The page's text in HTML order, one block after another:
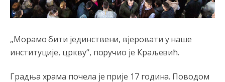
„Морамо бити јединствени, вјеровати у наше
институције, цркву“, поручио је Краљевић.
Градња храма почела је прије 17 година. Поводом
Анонимно2807441 8/6/2026 10:22
Анонимно2807447 8/6/2026 10:24
Техеран и нинџе по Палама